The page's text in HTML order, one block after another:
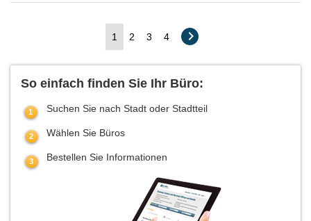
1 2 3 4
So einfach finden Sie Ihr Büro:
Suchen Sie nach Stadt oder Stadtteil
Wählen Sie Büros
Bestellen Sie Informationen